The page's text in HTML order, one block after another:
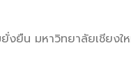
ยืน มหาวิทยาลัยเชียงใ